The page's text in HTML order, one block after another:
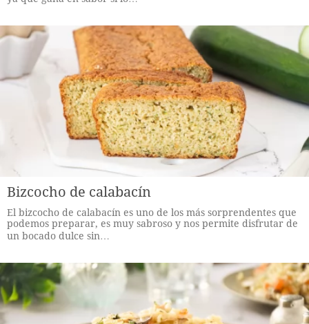
Bizcocho de calabacín
El bizcocho de calabacín es uno de los más sorprendentes que
podemos preparar, es muy sabroso y nos permite disfrutar de
un bocado dulce sin…